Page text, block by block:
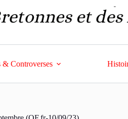
& Controverses